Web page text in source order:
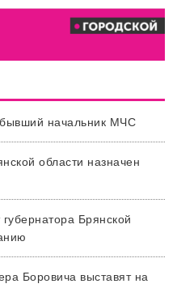
начальник МЧС
области назначен
Брянской
Боровича выставят на